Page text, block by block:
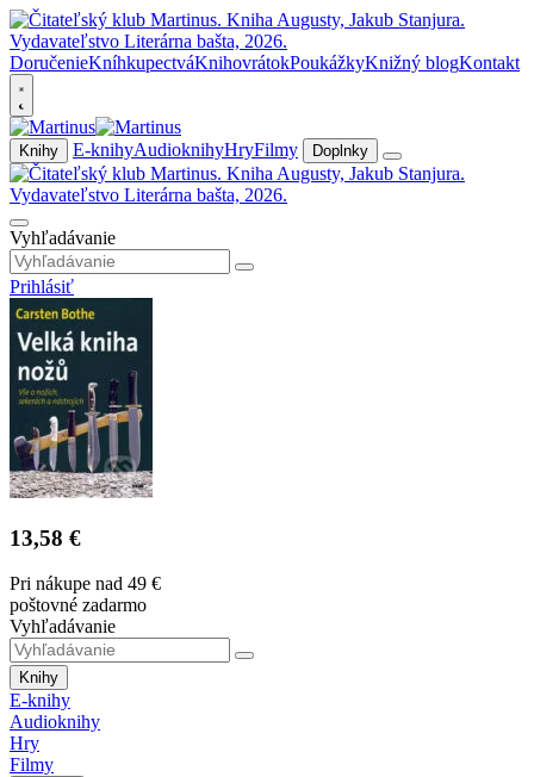
DoručenieKníhkupectváKnihovrátokPoukážkyKnižný blogKontakt
Knihy E-knihyAudioknihyHryFilmy Doplnky
Vyhľadávanie
Prihlásiť
13,58 €
Pri nákupe nad 49 €
poštovné zadarmo
Vyhľadávanie
Knihy
E-knihy
Audioknihy
Hry
Filmy